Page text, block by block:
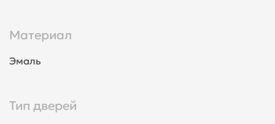
Материал
Эмаль
Тип дверей